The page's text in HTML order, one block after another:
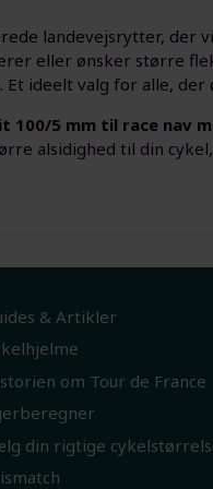
landevejsrytter, der
eller ønsker større
Et ideelt valg for alle,
100/5 mm til race nav
alsidighed til din
& Artikler
om Tour de France
din rigtige